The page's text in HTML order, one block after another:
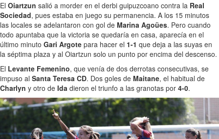
El Oiartzun salió a morder en el derbi guipuzcoano contra la Real
Sociedad, pues estaba en juego su permanencia. A los 15 minutos
las locales se adelantaron con gol de Marina Agoües. Pero cuando
todo apuntaba que la victoria se quedaría en casa, aparecía en el
último minuto Gari Argote para hacer el 1-1 que deja a las suyas en
la séptima plaza y al Oiartzun solo un punto por encima del descenso.
El Levante Femenino, que venía de dos derrotas consecutivas, se
impuso al Santa Teresa CD. Dos goles de Maitane, el habitual de
Charlyn y otro de Ida dieron el triunfo a las granotas por 4-0.